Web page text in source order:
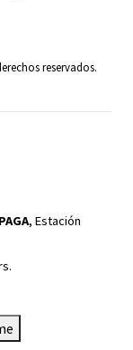
reservados.
, Estación